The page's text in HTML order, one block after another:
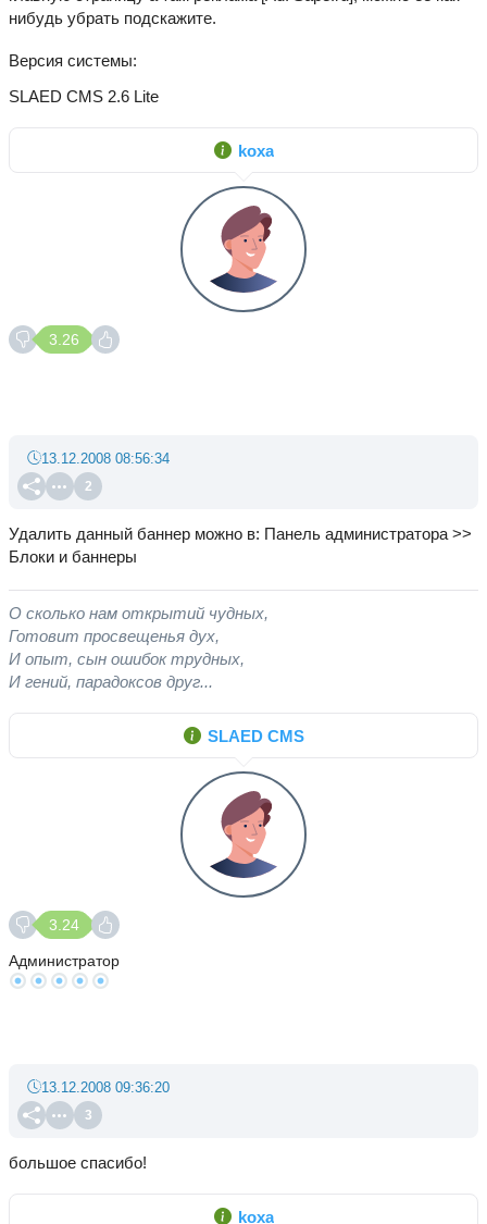
нибудь убрать подскажите.
Версия системы
SLAED CMS 2.6 Lite
koxa
3.26
2
13.12.2008 08:56:34
Удалить данный баннер можно в: Панель администратора >>
Блоки и баннеры
О сколько нам открытий чудных,
Готовит просвещенья дух,
И опыт, сын ошибок трудных,
И гений, парадоксов друг...
SLAED CMS
3.24
Администратор
3
13.12.2008 09:36:20
большое спасибо!
koxa